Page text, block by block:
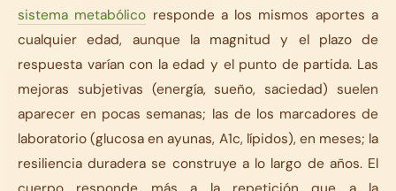
sistema metabólico responde a los mismos aportes a
cualquier edad, aunque la magnitud y el plazo de
respuesta varían con la edad y el punto de partida. Las
mejoras subjetivas (energía, sueño, saciedad) suelen
aparecer en pocas semanas; las de los marcadores de
laboratorio (glucosa en ayunas, A1c, lípidos), en meses; la
resiliencia duradera se construye a lo largo de años. El